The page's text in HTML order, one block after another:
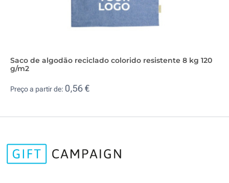
Saco de algodão reciclado colorido resistente 8 kg 120
g/m2
Preço a partir de: 0,56 €